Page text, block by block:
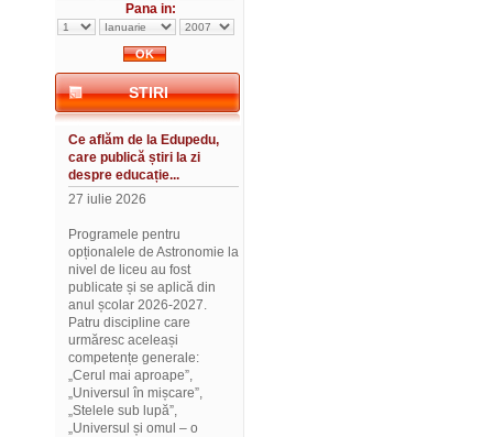
Pana in:
STIRI
Ce aflăm de la Edupedu,
care publică știri la zi
despre educație...
27 iulie 2026
Programele pentru
opționalele de Astronomie la
nivel de liceu au fost
publicate și se aplică din
anul școlar 2026-2027.
Patru discipline care
urmăresc aceleași
competențe generale:
„Cerul mai aproape”,
„Universul în mișcare”,
„Stelele sub lupă”,
„Universul și omul – o